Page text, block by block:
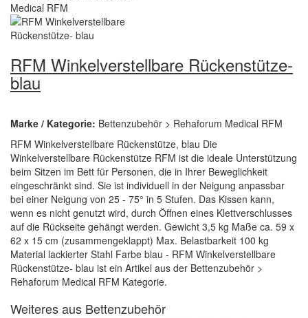
RFM Winkelverstellbare Rückenstütze-
blau
Marke / Kategorie: Bettenzubehör > Rehaforum Medical RFM
RFM Winkelverstellbare Rückenstütze, blau Die
Winkelverstellbare Rückenstütze RFM ist die ideale Unterstützung
beim Sitzen im Bett für Personen, die in Ihrer Beweglichkeit
eingeschränkt sind. Sie ist individuell in der Neigung anpassbar
bei einer Neigung von 25 - 75° in 5 Stufen. Das Kissen kann,
wenn es nicht genutzt wird, durch Öffnen eines Klettverschlusses
auf die Rückseite gehängt werden. Gewicht 3,5 kg Maße ca. 59 x
62 x 15 cm (zusammengeklappt) Max. Belastbarkeit 100 kg
Material lackierter Stahl Farbe blau - RFM Winkelverstellbare
Rückenstütze- blau ist ein Artikel aus der Bettenzubehör >
Rehaforum Medical RFM Kategorie.
Weiteres aus Bettenzubehör